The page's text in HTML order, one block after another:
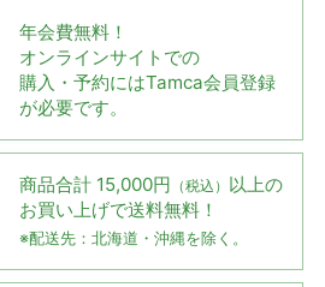
年会費無料！
オンラインサイトでの
購入・予約にはTamca会員登録
が必要です。
商品合計 15,000円 （税込） 以上の
お買い上げで送料無料！
※配送先：北海道・沖縄を除く。